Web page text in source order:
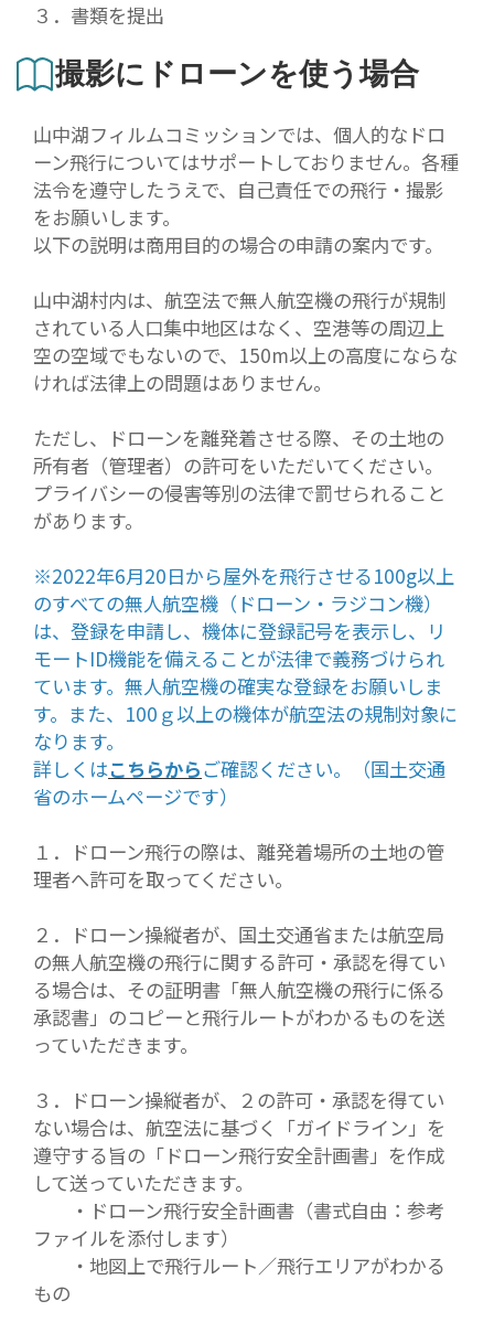
３．書類を提出
撮影にドローンを使う場合
山中湖フィルムコミッションでは、個人的なドロ
ーン飛行についてはサポートしておりません。各種
法令を遵守したうえで、自己責任での飛行・撮影
をお願いします。
以下の説明は商用目的の場合の申請の案内です。
山中湖村内は、航空法で無人航空機の飛行が規制
されている人口集中地区はなく、空港等の周辺上
空の空域でもないので、150m以上の高度にならな
ければ法律上の問題はありません。
ただし、ドローンを離発着させる際、その土地の
所有者（管理者）の許可をいただいてください。
プライバシーの侵害等別の法律で罰せられること
があります。
※2022年6月20日から屋外を飛行させる100g以上
のすべての無人航空機（ドローン・ラジコン機）
は、登録を申請し、機体に登録記号を表示し、リ
モートID機能を備えることが法律で義務づけられ
ています。無人航空機の確実な登録をお願いしま
す。また、100ｇ以上の機体が航空法の規制対象に
なります。
詳しくはこちらからご確認ください。（国土交通
省のホームページです）
１．ドローン飛行の際は、離発着場所の土地の管
理者へ許可を取ってください。
２．ドローン操縦者が、国土交通省または航空局
の無人航空機の飛行に関する許可・承認を得てい
る場合は、その証明書「無人航空機の飛行に係る
承認書」のコピーと飛行ルートがわかるものを送
っていただきます。
３．ドローン操縦者が、２の許可・承認を得てい
ない場合は、航空法に基づく「ガイドライン」を
遵守する旨の「ドローン飛行安全計画書」を作成
して送っていただきます。
・ドローン飛行安全計画書（書式自由：参考
ファイルを添付します）
・地図上で飛行ルート／飛行エリアがわかる
もの